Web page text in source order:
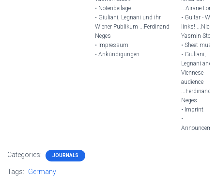
• Notenbeilage
• Giuliani, Legnani und ihr
Wiener Publikum ...Ferdinand
Neges
• Impressum
• Ankündigungen
...Airane Lorch
• Guitar - With
links! ...Nicola
Yasmin Stock
• Sheet music
• Giuliani,
Legnani and
Viennese
audience
...Ferdinand
Neges
• Imprint
•
Categories: JOURNALS
Tags: Germany